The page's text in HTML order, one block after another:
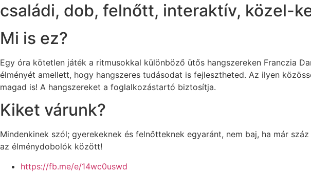
családi, dob, felnőtt, interaktív, közel-
Mi is ez?
Egy óra kötetlen játék a ritmusokkal különböző ütős hangszereken Franczia
élményét amellett, hogy hangszeres tudásodat is fejlesztheted. Az ilyen
magad is! A hangszereket a foglalkozástartó biztosítja.
Kiket várunk?
Mindenkinek szól; gyerekeknek és felnőtteknek egyaránt, nem baj, ha már
az élménydobolók között!
https://fb.me/e/14wc0uswd